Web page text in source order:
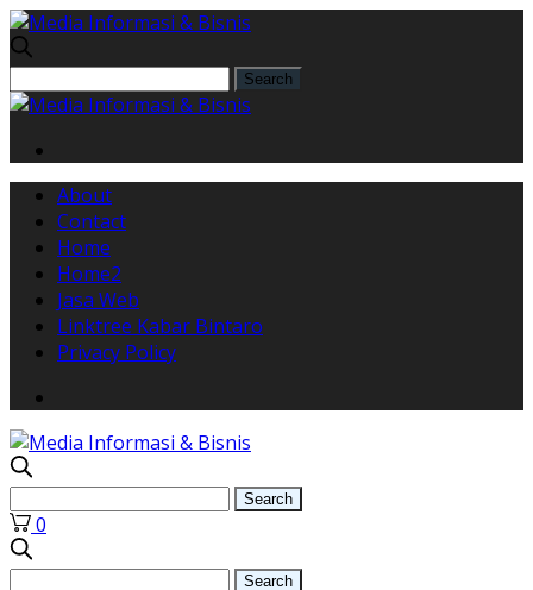
About
Contact
Home
Home2
Jasa Web
Linktree Kabar Bintaro
Privacy Policy
0